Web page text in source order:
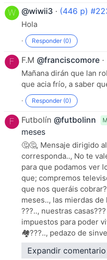
@wiwii3 · (446 p)
Hola
· Responder (0)
F.M @franciscomore ·
Mañana dirán que lan
que acia frío, a saber
· Responder (0)
Futbolín @futbolinn
meses
🤔🤔, Mensaje dirigido
corresponda.., No te
para que podamos ver
que; compremos
que nos queráis
meses.., las mierdas
???.., nuestras
impuestos para poder
🏘️???.., pedazo de
más lo que tenéis
Apuestas.., Quinielas..,
Expandir